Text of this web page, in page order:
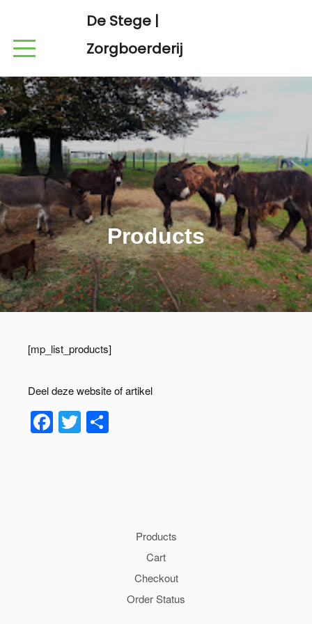
De Stege |
Zorgboerderij
Products
[mp_list_products]
Deel deze website of artikel
Facebook
Twitter
Products
Cart
Checkout
Order Status